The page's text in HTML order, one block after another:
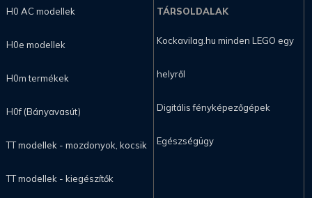
H0 AC modellek
H0e modellek
H0m termékek
H0f (Bányavasút)
TT modellek - mozdonyok, kocsik
TT modellek - kiegészítők
TÁRSOLDALAK
Kockavilag.hu minden LEGO egy
helyről
Digitális fényképezőgépek
Egészségügy